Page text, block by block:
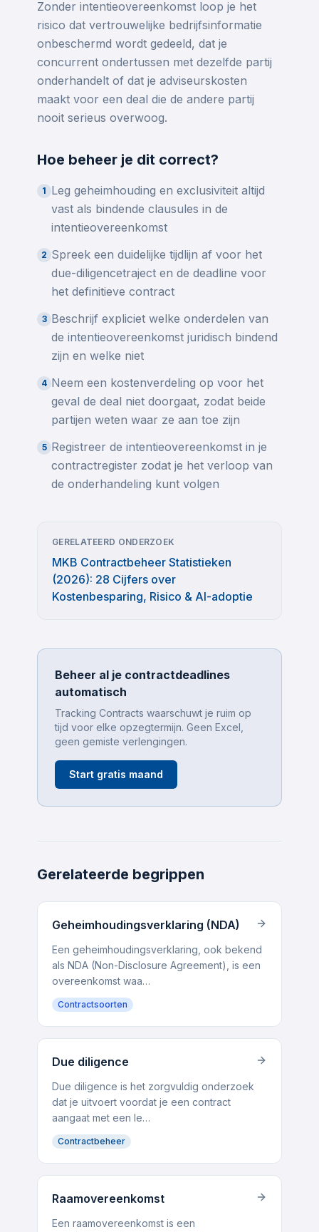
Zonder intentieovereenkomst loop je het
risico dat vertrouwelijke bedrijfsinformatie
onbeschermd wordt gedeeld, dat je
concurrent ondertussen met dezelfde partij
onderhandelt of dat je adviseurskosten
maakt voor een deal die de andere partij
nooit serieus overwoog.
Hoe beheer je dit correct?
1 Leg geheimhouding en exclusiviteit altijd
vast als bindende clausules in de
intentieovereenkomst
2 Spreek een duidelijke tijdlijn af voor het
due-diligencetraject en de deadline voor
het definitieve contract
3 Beschrijf expliciet welke onderdelen van
de intentieovereenkomst juridisch bindend
zijn en welke niet
4 Neem een kostenverdeling op voor het
geval de deal niet doorgaat, zodat beide
partijen weten waar ze aan toe zijn
5 Registreer de intentieovereenkomst in je
contractregister zodat je het verloop van
de onderhandeling kunt volgen
GERELATEERD ONDERZOEK
MKB Contractbeheer Statistieken
(2026): 28 Cijfers over
Kostenbesparing, Risico & AI-adoptie
Beheer al je contractdeadlines
automatisch
Tracking Contracts waarschuwt je ruim op
tijd voor elke opzegtermijn. Geen Excel,
geen gemiste verlengingen.
Start gratis maand
Gerelateerde begrippen
Geheimhoudings­verklaring (NDA)
Een geheimhoudings­verklaring, ook bekend
als NDA (Non-Disclosure Agreement), is een
overeen­komst waa…
Contractsoorten
Due diligence
Due diligence is het zorgvuldig onderzoek
dat je uitvoert voordat je een contract
aangaat met een le…
Contractbeheer
Raamovereen­komst
Een raamovereen­komst is een